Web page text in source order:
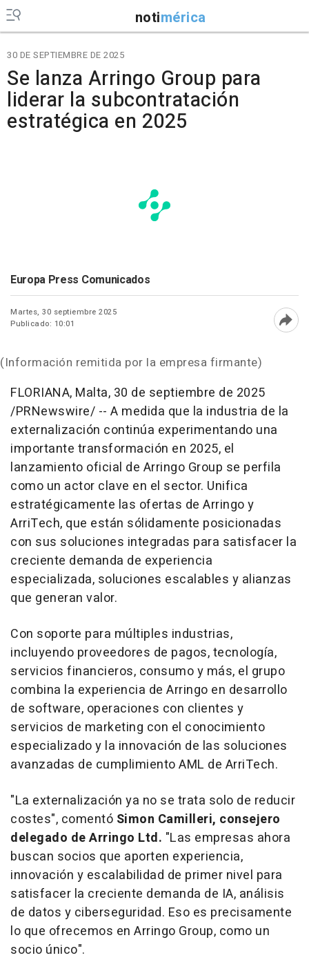
notimérica
30 DE SEPTIEMBRE DE 2025
Se lanza Arringo Group para
liderar la subcontratación
estratégica en 2025
Europa Press Comunicados
Martes, 30 septiembre 2025
Publicado: 10:01
(Información remitida por la empresa firmante)
FLORIANA, Malta, 30 de septiembre de 2025
/PRNewswire/ -- A medida que la industria de la
externalización continúa experimentando una
importante transformación en 2025, el
lanzamiento oficial de Arringo Group se perfila
como un actor clave en el sector. Unifica
estratégicamente las ofertas de Arringo y
ArriTech, que están sólidamente posicionadas
con sus soluciones integradas para satisfacer la
creciente demanda de experiencia
especializada, soluciones escalables y alianzas
que generan valor.
Con soporte para múltiples industrias,
incluyendo proveedores de pagos, tecnología,
servicios financieros, consumo y más, el grupo
combina la experiencia de Arringo en desarrollo
de software, operaciones con clientes y
servicios de marketing con el conocimiento
especializado y la innovación de las soluciones
avanzadas de cumplimiento AML de ArriTech.
"La externalización ya no se trata solo de reducir
costes", comentó Simon Camilleri, consejero
delegado de Arringo Ltd. "Las empresas ahora
buscan socios que aporten experiencia,
innovación y escalabilidad de primer nivel para
satisfacer la creciente demanda de IA, análisis
de datos y ciberseguridad. Eso es precisamente
lo que ofrecemos en Arringo Group, como un
socio único".